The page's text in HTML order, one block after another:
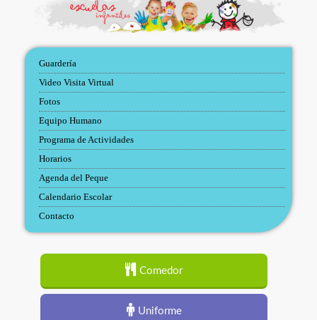
Guardería
Video Visita Virtual
Fotos
Equipo Humano
Programa de Actividades
Horarios
Agenda del Peque
Calendario Escolar
Contacto
Comedor
Uniforme